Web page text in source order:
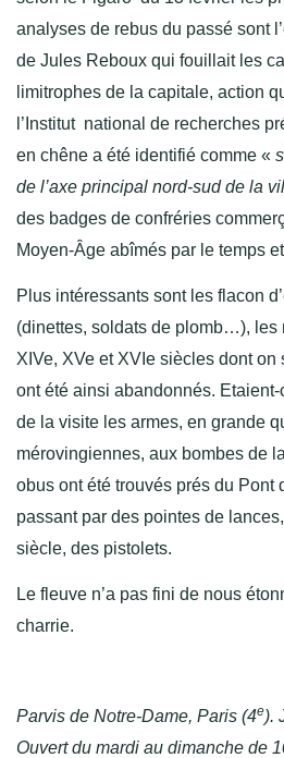
analyses de rebus du passé sont
de Jules Reboux qui fouillait les
limitrophes de la capitale, action
l’Institut national de recherches
en chêne a été identifié comme «
de l’axe principal nord-sud de la
des badges de confréries
Moyen-Âge abîmés par le temps et
Plus intéressants sont les flacon
(dinettes, soldats de plomb…), les
XIVe, XVe et XVIe siècles dont
ont été ainsi abandonnés.
de la visite les armes, en grande
mérovingiennes, aux bombes de
obus ont été trouvés prés du Pont
passant par des pointes de
siècle, des pistolets.
Le fleuve n’a pas fini de nous
charrie.
Parvis de Notre-Dame, Paris (4e).
Ouvert du mardi au dimanche de